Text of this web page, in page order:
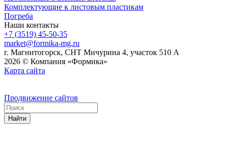
Комплектующие к листовым пластикам
Погреба
Наши контакты
+7 (3519) 45-50-35
market@formika-mg.ru
г. Магнитогорск, СНТ Мичурина 4, участок 510 А
2026 © Компания «Формика»
Карта сайта
Продвижение сайтов
Найти